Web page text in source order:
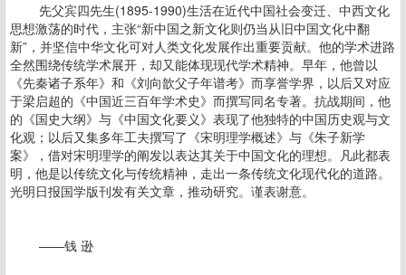
先父宾四先生(1895-1990)生活在近代中国社会变迁、中西文化
思想激荡的时代，主张“新中国之新文化则仍当从旧中国文化中翻
新”，并坚信中华文化可对人类文化发展作出重要贡献。他的学术进路
全然围绕传统学术展开，却又能体现现代学术精神。早年，他曾以
《先秦诸子系年》和《刘向歆父子年谱考》而享誉学界，以后又对应
于梁启超的《中国近三百年学术史》而撰写同名专著。抗战期间，他
的《国史大纲》与《中国文化要义》表现了他独特的中国历史观与文
化观；以后又集多年工夫撰写了《宋明理学概述》与《朱子新学
案》，借对宋明理学的阐发以表达其关于中国文化的理想。凡此都表
明，他是以传统文化与传统精神，走出一条传统文化现代化的道路。
光明日报国学版刊发有关文章，推动研究。谨表谢意。
——钱 逊